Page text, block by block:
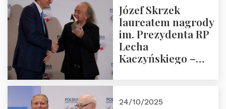
Józef Skrzek
laureatem nagrody
im. Prezydenta RP
Lecha
Kaczyńskiego –
24/10/2025